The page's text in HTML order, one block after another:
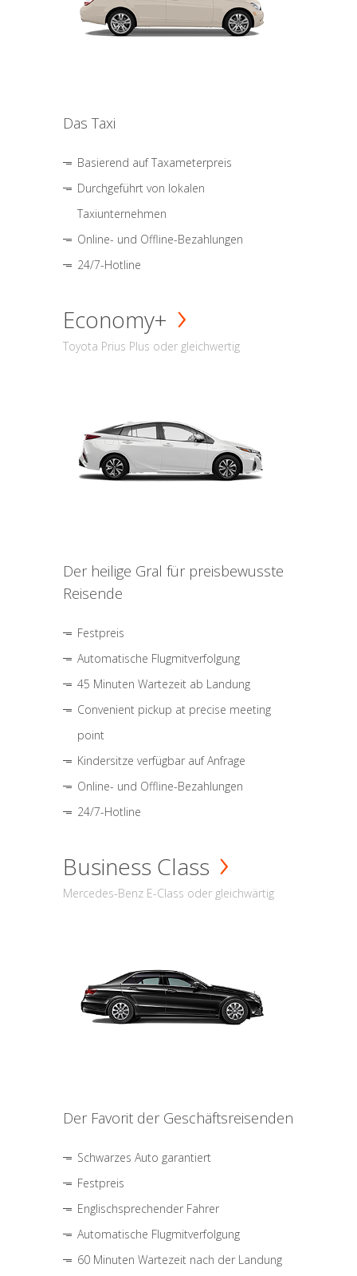
Das Taxi
Basierend auf Taxameterpreis
Durchgeführt von lokalen
Taxiunternehmen
Online- und Offline-Bezahlungen
24/7-Hotline
Economy+
Toyota Prius Plus oder gleichwertig
Der heilige Gral für preisbewusste
Reisende
Festpreis
Automatische Flugmitverfolgung
45 Minuten Wartezeit ab Landung
Convenient pickup at precise meeting
point
Kindersitze verfügbar auf Anfrage
Online- und Offline-Bezahlungen
24/7-Hotline
Business Class
Mercedes-Benz E-Class oder gleichwärtig
Der Favorit der Geschäftsreisenden
Schwarzes Auto garantiert
Festpreis
Englischsprechender Fahrer
Automatische Flugmitverfolgung
60 Minuten Wartezeit nach der Landung